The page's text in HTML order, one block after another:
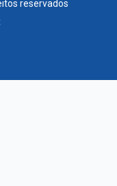
reservados